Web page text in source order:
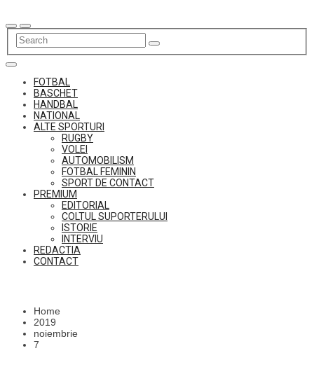
to
content
FOTBAL
BASCHET
HANDBAL
NATIONAL
ALTE SPORTURI
RUGBY
VOLEI
AUTOMOBILISM
FOTBAL FEMININ
SPORT DE CONTACT
PREMIUM
EDITORIAL
COLTUL SUPORTERULUI
ISTORIE
INTERVIU
REDACTIA
CONTACT
Home
2019
noiembrie
7